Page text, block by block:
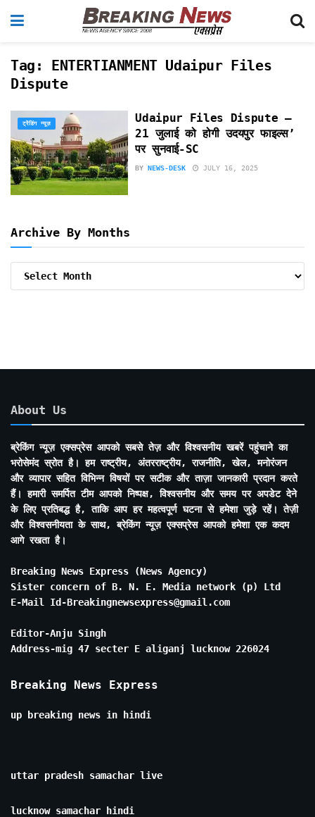
Tag: ENTERTIANMENT Udaipur Files
Dispute
ट्रेंडिंग न्यूज़
Udaipur Files Dispute –
21 जुलाई को होगी उदयपुर फाइल्स’
पर सुनवाई-SC
BY NEWS-DESK JULY 16, 2025
Archive By Months
About Us
ब्रेकिंग न्यूज़ एक्सप्रेस आपको सबसे तेज़ और विश्वसनीय खबरें पहुंचाने का
भरोसेमंद स्रोत है। हम राष्ट्रीय, अंतरराष्ट्रीय, राजनीति, खेल, मनोरंजन
और व्यापार सहित विभिन्न विषयों पर सटीक और ताज़ा जानकारी प्रदान करते
हैं। हमारी समर्पित टीम आपको निष्पक्ष, विश्वसनीय और समय पर अपडेट देने
के लिए प्रतिबद्ध है, ताकि आप हर महत्वपूर्ण घटना से हमेशा जुड़े रहें। तेज़ी
और विश्वसनीयता के साथ, ब्रेकिंग न्यूज़ एक्सप्रेस आपको हमेशा एक कदम
आगे रखता है।
Breaking News Express (News Agency)
Sister concern of B. N. E. Media network (p) Ltd
E-Mail Id-Breakingnewsexpress@gmail.com
Editor-Anju Singh
Address-mig 47 secter E aliganj lucknow 226024
Breaking News Express
up breaking news in hindi
uttar pradesh samachar live
lucknow samachar hindi